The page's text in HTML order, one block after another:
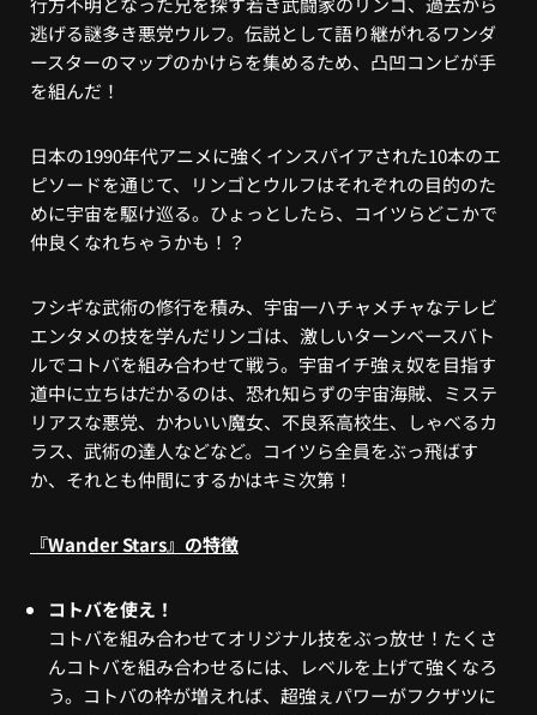
逃げる謎多き悪党ウルフ。伝説として語り継がれるワンダ
ースターのマップのかけらを集めるため、凸凹コンビが手
を組んだ！
日本の1990年代アニメに強くインスパイアされた10本のエ
ピソードを通じて、リンゴとウルフはそれぞれの目的のた
めに宇宙を駆け巡る。ひょっとしたら、コイツらどこかで
仲良くなれちゃうかも！？
フシギな武術の修行を積み、宇宙一ハチャメチャなテレビ
エンタメの技を学んだリンゴは、激しいターンベースバト
ルでコトバを組み合わせて戦う。宇宙イチ強ぇ奴を目指す
道中に立ちはだかるのは、恐れ知らずの宇宙海賊、ミステ
リアスな悪党、かわいい魔女、不良系高校生、しゃべるカ
ラス、武術の達人などなど。コイツら全員をぶっ飛ばす
か、それとも仲間にするかはキミ次第！
『Wander Stars』の特徴
コトバを使え！
コトバを組み合わせてオリジナル技をぶっ放せ！たくさ
んコトバを組み合わせるには、レベルを上げて強くなろ
う。コトバの枠が増えれば、超強ぇパワーがフクザツに